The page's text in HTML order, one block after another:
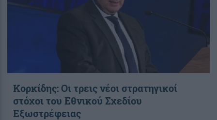
Κορκίδης: Οι τρεις νέοι στρατηγικοί
στόχοι του Εθνικού Σχεδίου
Εξωστρέφειας